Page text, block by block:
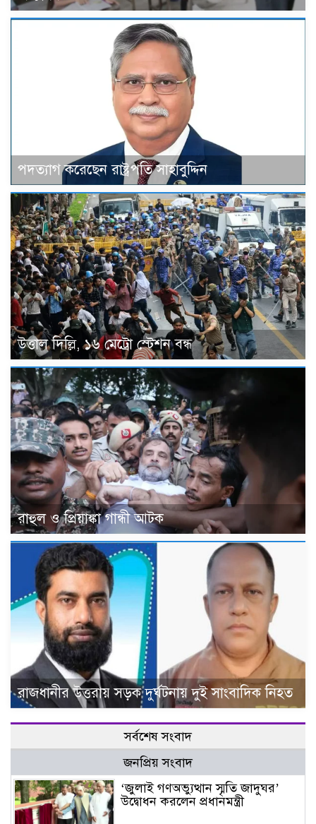
পদত্যাগ করেছেন রাষ্ট্রপতি সাহাবুদ্দিন
উত্তাল দিল্লি, ১৬ মেট্রো স্টেশন বন্ধ
রাহুল ও প্রিয়াঙ্কা গান্ধী আটক
রাজধানীর উত্তরায় সড়ক দুর্ঘটনায় দুই সাংবাদিক নিহত
সর্বশেষ সংবাদ
জনপ্রিয় সংবাদ
‘জুলাই গণঅভ্যুত্থান স্মৃতি জাদুঘর’
উদ্বোধন করলেন প্রধানমন্ত্রী